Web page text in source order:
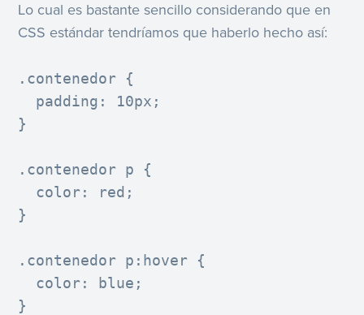
Lo cual es bastante sencillo considerando que en
CSS estándar tendríamos que haberlo hecho así:
.contenedor {
  padding: 10px;
}
.contenedor p {
  color: red;
}
.contenedor p:hover {
  color: blue;
}